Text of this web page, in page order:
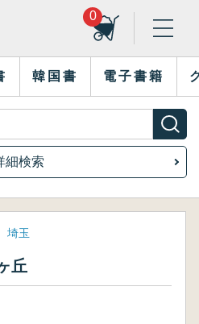
0
韓国書 電子書籍
細検索
埼玉
丘